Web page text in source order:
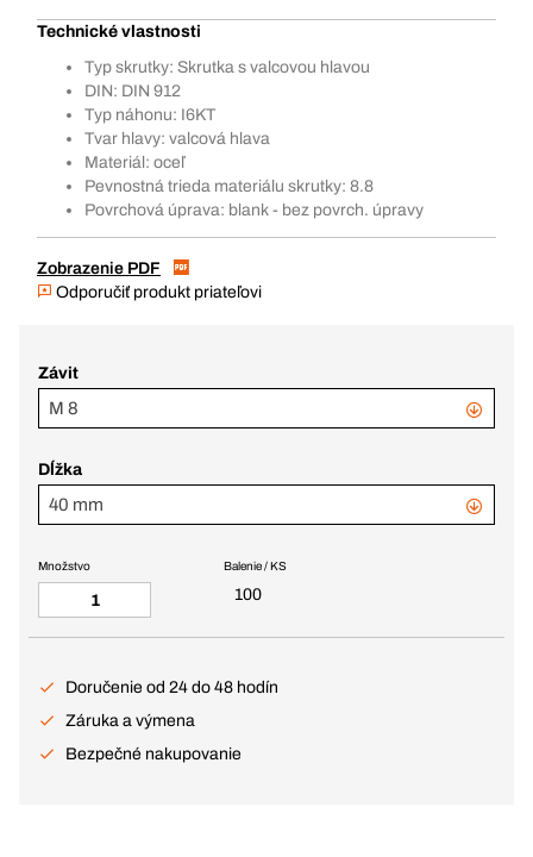
Technické vlastnosti
Typ skrutky: Skrutka s valcovou hlavou
DIN: DIN 912
Typ náhonu: I6KT
Tvar hlavy: valcová hlava
Materiál: oceľ
Pevnostná trieda materiálu skrutky: 8.8
Povrchová úprava: blank - bez povrch. úpravy
Zobrazenie PDF
Odporučiť produkt priateľovi
Závit
M 8
Dĺžka
40 mm
Balenie / KS
100
Množstvo
Doručenie od 24 do 48 hodín
Záruka a výmena
Bezpečné nakupovanie